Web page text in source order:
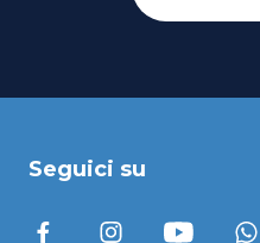
Seguici su